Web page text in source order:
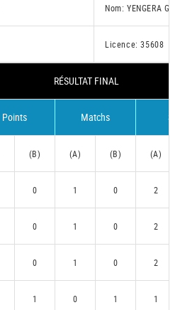
Nom: YENGERA
Licence: 35608
RÉSULTAT FINAL
Points Matchs
(B) (A) (B) (A)
0 1 0 2
0 1 0 2
0 1 0 2
1 0 1 1